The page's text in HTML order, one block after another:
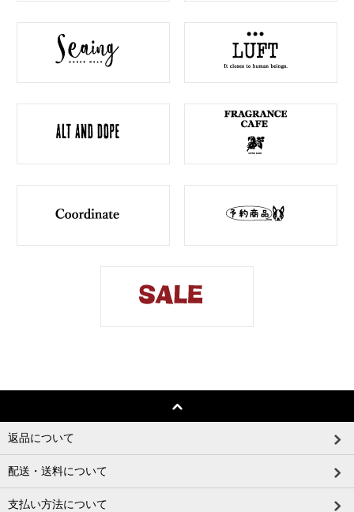
返品について
配送・送料について
支払い方法について